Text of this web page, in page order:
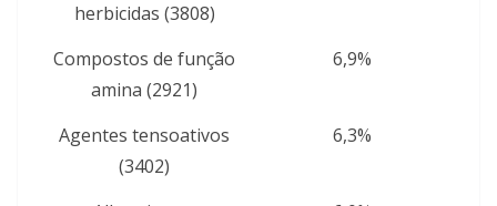
herbicidas (3808)
Compostos de função
amina (2921)
6,9%
Agentes tensoativos
(3402)
6,3%